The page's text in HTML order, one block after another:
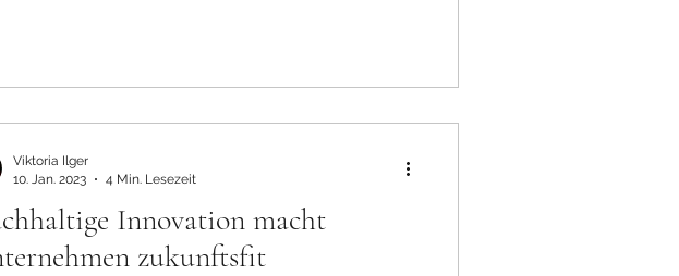
Innovation macht
zukunftsfit
Viktoria Ilger
10. Jan. 2023
4 Min. Lesezeit